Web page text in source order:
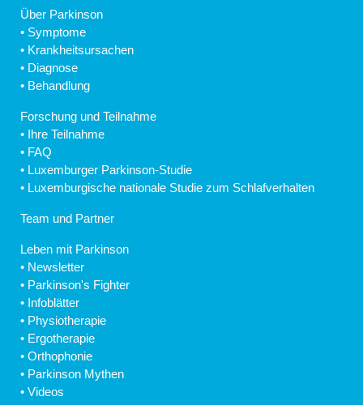
Über Parkinson
• Symptome
• Krankheitsursachen
• Diagnose
• Behandlung
Forschung und Teilnahme
• Ihre Teilnahme
• FAQ
• Luxemburger Parkinson-Studie
• Luxemburgische nationale Studie zum Schlafverhalten
Team und Partner
Leben mit Parkinson
• Newsletter
• Parkinson's Fighter
• Infoblätter
• Physiotherapie
• Ergotherapie
• Orthophonie
• Parkinson Mythen
• Videos